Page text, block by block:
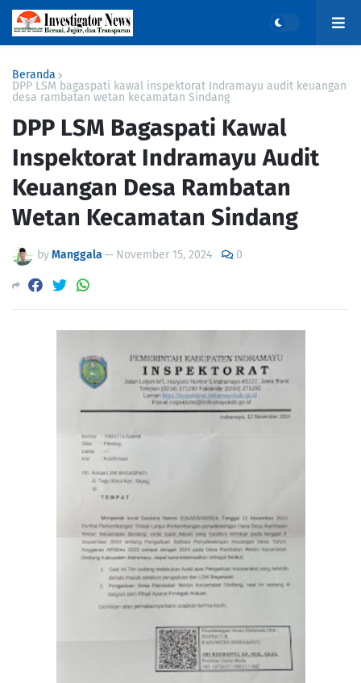
Beranda
DPP LSM bagaspati kawal inspektorat Indramayu audit keuangan
desa rambatan wetan kecamatan Sindang
DPP LSM Bagaspati Kawal
Inspektorat Indramayu Audit
Keuangan Desa Rambatan
Wetan Kecamatan Sindang
byManggala — November 15, 2024 0